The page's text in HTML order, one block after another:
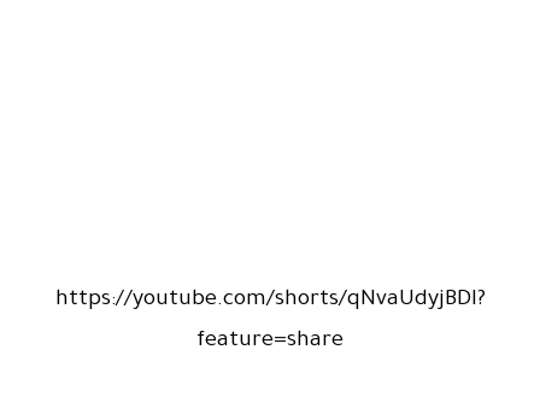
https://youtube.com/shorts/qNvaUdyjBDI?
feature=share